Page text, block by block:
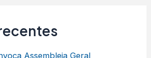
Assembleia Geral